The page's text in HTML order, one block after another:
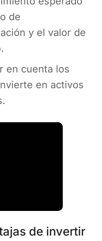
de
y el valor de
en cuenta los
en activos
de invertir